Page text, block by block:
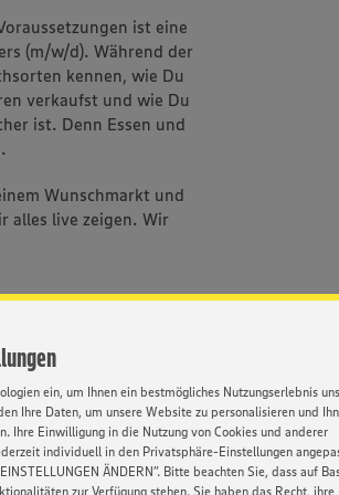
ein, um Ihnen ein bestmögliches Nutzungserlebnis
Ihre Daten, um unsere Website zu personalisieren und
Ihre Einwilligung in die Nutzung von Cookies und anderer
individuell in den Privatsphäre-Einstellungen
ÄNDERN”. Bitte beachten Sie, dass auf
zur Verfügung stehen. Sie haben das Recht, ihre
ist eine
(m/w/d). Während der
kennen, wie Du
verkaufst und wie Du
ist. Denn Essen und
Wunschmarkt und
alles live zeigen. Wir
Belangen der
allein gelassen
Bevölkerung vor Ort
in schwierigen Zeiten